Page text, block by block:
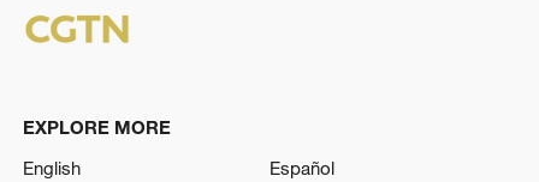
EXPLORE MORE
English
Español